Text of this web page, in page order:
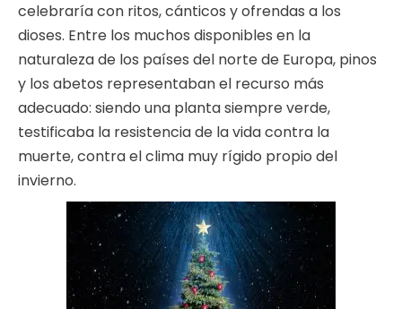
celebraría con ritos, cánticos y ofrendas a los
dioses. Entre los muchos disponibles en la
naturaleza de los países del norte de Europa, pinos
y los abetos representaban el recurso más
adecuado: siendo una planta siempre verde,
testificaba la resistencia de la vida contra la
muerte, contra el clima muy rígido propio del
invierno.